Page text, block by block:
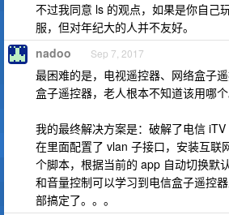
不过我同意 ls 的观点，如果是你自己
服，但对年纪大的人并不友好。
nadoo Sep 7, 2017
最困难的是，电视遥控器、网络盒子
盒子遥控器，老人根本不知道该用哪个
我的最终解决方案是：破解了电信 iTV
在里面配置了 vlan 子接口，安装互联
个脚本，根据当前的 app 自动切换默
和音量控制可以学习到电信盒子遥控
部搞定了。。。